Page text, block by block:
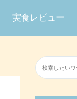
実食レビュー